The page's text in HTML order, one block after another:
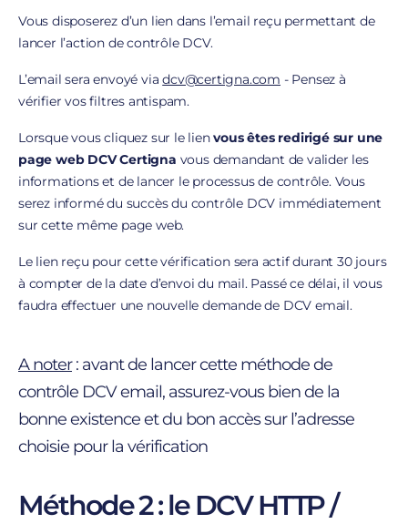
Vous disposerez d’un lien dans l’email reçu permettant de
lancer l’action de contrôle DCV.
L’email sera envoyé viadcv@certigna.com - Pensez à
vérifier vos filtres antispam.
Lorsque vous cliquez sur le lienvous êtes redirigé sur une
page web DCV Certigna vous demandant de valider les
informations et de lancer le processus de contrôle. Vous
serez informé du succès du contrôle DCV immédiatement
sur cette même page web.
Le lien reçu pour cette vérification sera actif durant 30 jours
à compter de la date d’envoi du mail. Passé ce délai, il vous
faudra effectuer une nouvelle demande de DCV email.
A noter: avant de lancer cette méthode de
contrôle DCV email, assurez-vous bien de la
bonne existence et du bon accès sur l’adresse
choisie pour la vérification
Méthode 2 : le DCV HTTP /